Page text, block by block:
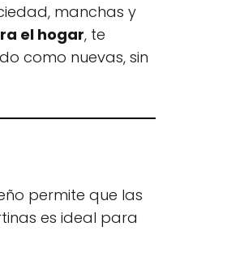
manchas y
el hogar, te
como nuevas, sin
permite que las
es ideal para